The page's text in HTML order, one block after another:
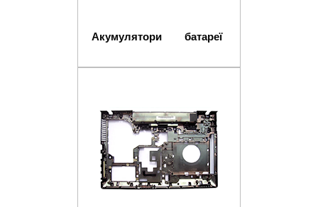
Акумулятори батареї